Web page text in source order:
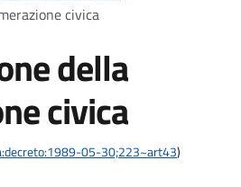
civica
della
civica
05-30;223~art43)